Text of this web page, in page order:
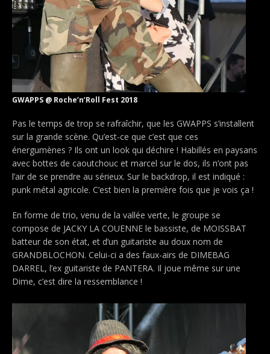
GWAPPS @ Roche’n’Roll Fest 2018
Pas le temps de trop se rafraîchir, que les GWAPPS s’installent
sur la grande scène. Qu’est-ce que c’est que ces
énergumènes ? Ils ont un look qui déchire ! Habillés en paysans
avec bottes de caoutchouc et marcel sur le dos, ils n’ont pas
l’air de se prendre au sérieux. Sur le backdrop, il est indiqué :
punk métal agricole. C’est bien la première fois que je vois ça !
En forme de trio, venu de la vallée verte, le groupe se
compose de JACKY LA COUENNE le bassiste, de MOISSBAT
batteur de son état, et d’un guitariste au doux nom de
GRANDBLOCHON. Celui-ci a des faux-airs de DIMEBAG
DARREL, l’ex guitariste de PANTERA. Il joue même sur une
Dime, c’est dire la ressemblance !